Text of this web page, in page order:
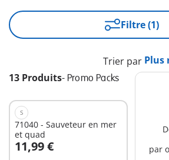
Filtre (1)
13 Produits- Promo Packs
Trier par
par
S
71040 - Sauveteur en mer
et quad
11,99 €
Au panier Au